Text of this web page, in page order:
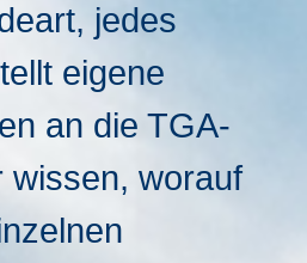
jedes
eigene
an die TGA-
wissen, worauf